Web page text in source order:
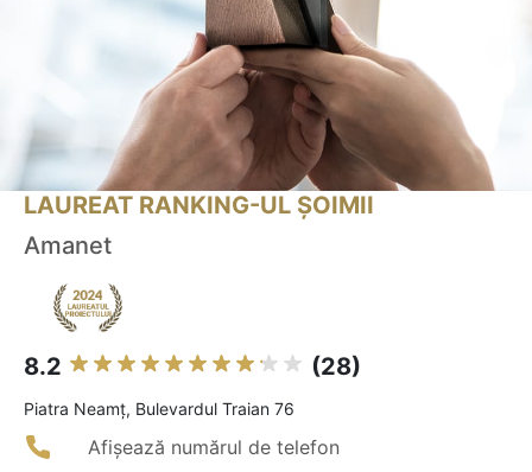
LAUREAT RANKING-UL ȘOIMII
Amanet
8.2 (28)
Piatra Neamţ, Bulevardul Traian 76
Afișează numărul de telefon